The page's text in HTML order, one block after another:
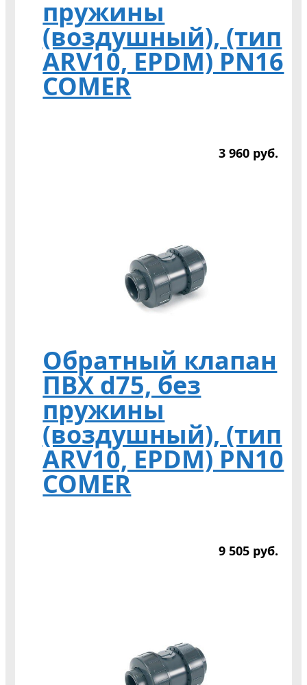
пружины
(воздушный), (тип
ARV10, EPDM) PN16
COMER
3 960 руб.
Обратный клапан
ПВХ d75, без
пружины
(воздушный), (тип
ARV10, EPDM) PN10
COMER
9 505 руб.